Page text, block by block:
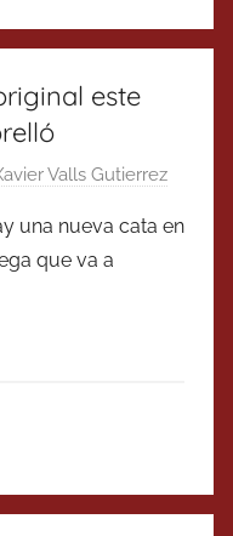
este
Valls Gutierrez
una nueva cata en
que va a